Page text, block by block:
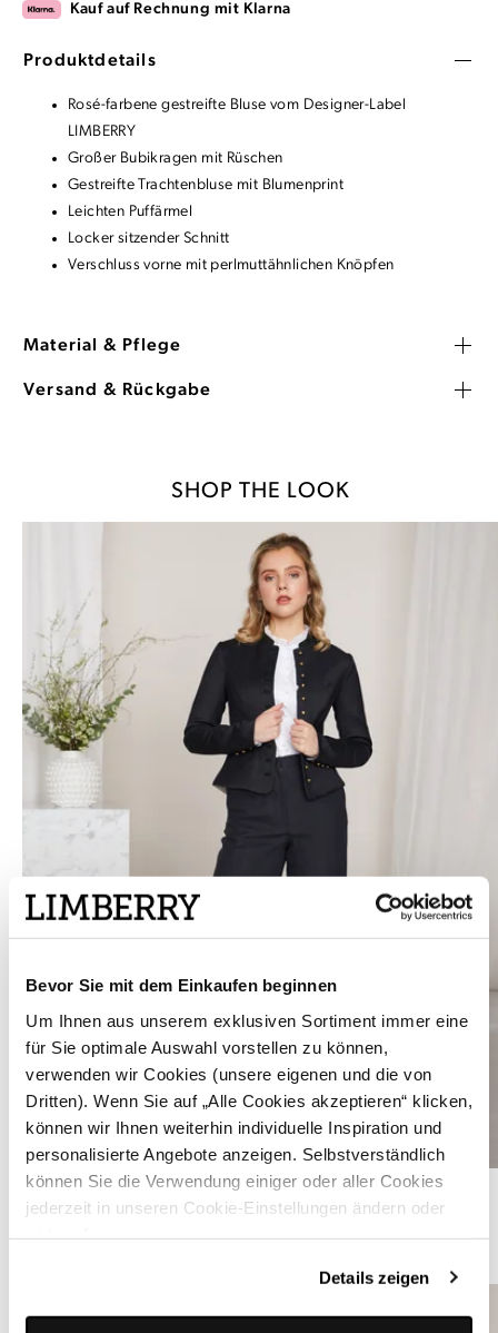
Bevor Sie mit dem Einkaufen beginnen
Um Ihnen aus unserem exklusiven Sortiment immer eine
für Sie optimale Auswahl vorstellen zu können,
verwenden wir Cookies (unsere eigenen und die von
Dritten). Wenn Sie auf „Alle Cookies akzeptieren“ klicken,
können wir Ihnen weiterhin individuelle Inspiration und
personalisierte Angebote anzeigen. Selbstverständlich
können Sie die Verwendung einiger oder aller Cookies
jederzeit in unseren Cookie-Einstellungen ändern oder
Details zeigen
Kauf auf Rechnung mit Klarna
Produktdetails
Rosé-farbene gestreifte Bluse vom Designer-Label
LIMBERRY
Großer Bubikragen mit Rüschen
Gestreifte Trachtenbluse mit Blumenprint
Leichten Puffärmel
Locker sitzender Schnitt
Verschluss vorne mit perlmuttähnlichen Knöpfen
Material & Pflege
Versand & Rückgabe
SHOP THE LOOK
Marlenehose in Schwarzblau - AITANA SCHWARZBLAU